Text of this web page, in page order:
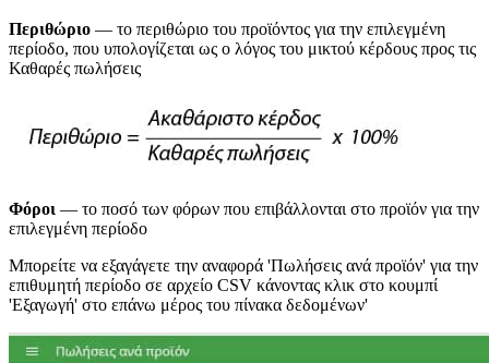
Περιθώριο — το περιθώριο του προϊόντος για την επιλεγμένη
περίοδο, που υπολογίζεται ως ο λόγος του μικτού κέρδους προς τις
Καθαρές πωλήσεις
Φόροι — το ποσό των φόρων που επιβάλλονται στο προϊόν για την
επιλεγμένη περίοδο
Μπορείτε να εξαγάγετε την αναφορά 'Πωλήσεις ανά προϊόν' για την
επιθυμητή περίοδο σε αρχείο CSV κάνοντας κλικ στο κουμπί
'Εξαγωγή' στο επάνω μέρος του πίνακα δεδομένων'